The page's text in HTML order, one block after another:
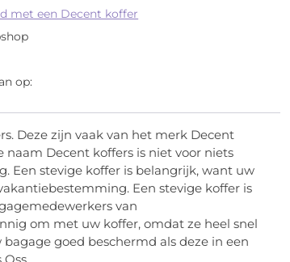
met een Decent koffer
op:
Deze zijn vaak van het merk Decent
Decent koffers is niet voor niets
Een stevige koffer is belangrijk, want uw
Een stevige koffer is
van
om met uw koffer, omdat ze heel snel
goed beschermd als deze in een